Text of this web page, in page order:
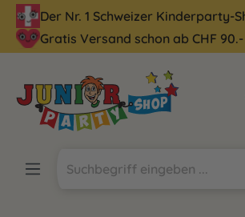
springen
Der Nr. 1 Schweizer Kinderparty-
Gratis Versand schon ab CHF 90.-